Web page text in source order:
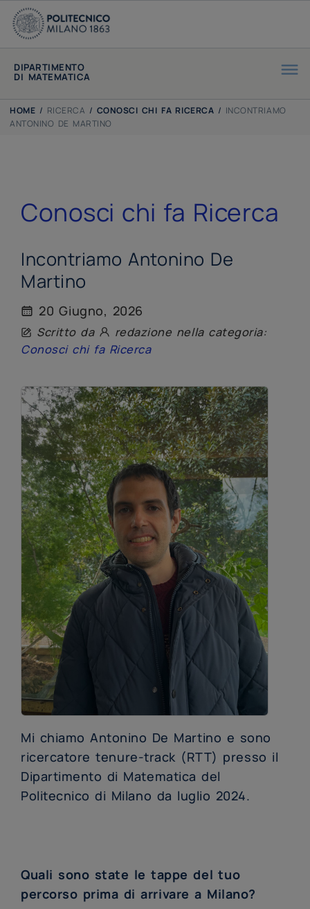
DIPARTIMENTO
DI MATEMATICA
HOME / RICERCA / CONOSCI CHI FA RICERCA / INCONTRIAMO
ANTONINO DE MARTINO
Conosci chi fa Ricerca
Incontriamo Antonino De
Martino
20 Giugno, 2026
Scritto da
redazione nella categoria:
Conosci chi fa Ricerca
Mi chiamo Antonino De Martino e sono
ricercatore tenure-track (RTT) presso il
Dipartimento di Matematica del
Politecnico di Milano da luglio 2024.
Quali sono state le tappe del tuo
percorso prima di arrivare a Milano?